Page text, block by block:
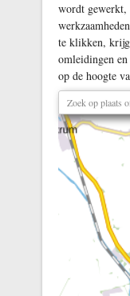
wordt gewerkt,
te klikken,
omleidingen
op de hoogte